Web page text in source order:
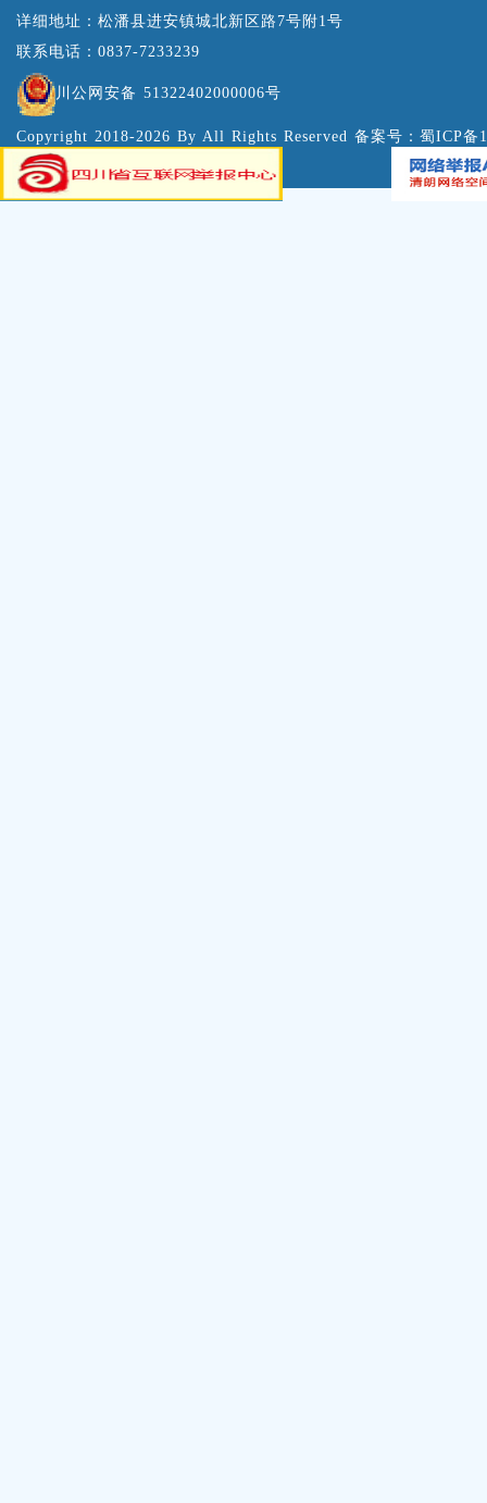
详细地址：松潘县进安镇城北新区路7号附1号
联系电话：0837-7233239
川公网安备 51322402000006号
Copyright 2018-2026 By All Rights Reserved 备案号： 蜀ICP备